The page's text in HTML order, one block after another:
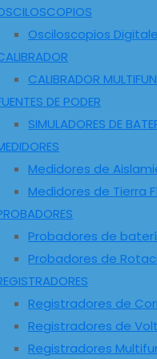
Osciloscopios
CALIBRADOR
DE PODER
SIMULADORES DE
Medidores de
Medidores de Tierra
Probadores de
Probadores de
Registradores de
Registradores de
Registradores